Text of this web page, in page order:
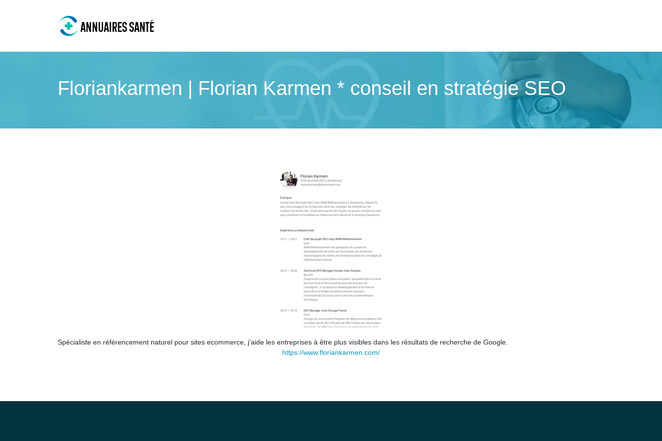
Flo­rian­kar­men | Florian Karmen * conseil en stratégie SEO
Spécialiste en référencement naturel pour sites ecommerce, j'aide les entreprises à être plus visibles dans les résultats de recherche de Google.
https://www.floriankarmen.com/